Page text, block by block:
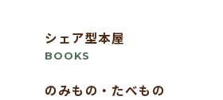
シェア型本屋
BOOKS
のみもの・たべもの